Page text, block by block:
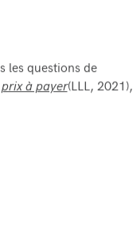
les questions de
à payer(LLL, 2021),